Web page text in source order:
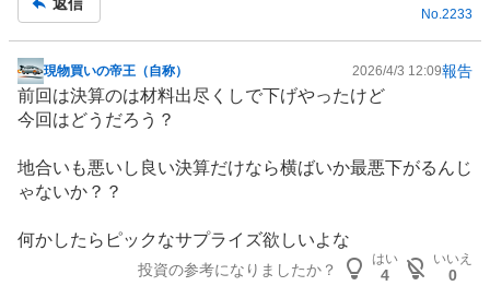
No.2233
掲
示
板
事
現物買いの帝王（自称） 2026/4/3 12:09報告
前回は決算のは材料出尽くしで下げやったけど
今回はどうだろう？
地合いも悪いし良い決算だけなら横ばいか最悪下がるんじ
ゃないか？？
何かしたらピックなサプライズ欲しいよな
投資の参考になりましたか？
はい
4
いいえ
0